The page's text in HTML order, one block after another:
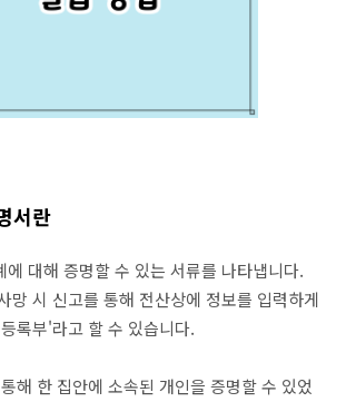
서란
에 대해 증명할 수 있는 서류를 나타냅니다.
망 시 신고를 통해 전산상에 정보를 입력하게
록부'라고 할 수 있습니다.
해 한 집안에 소속된 개인을 증명할 수 있었